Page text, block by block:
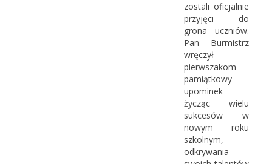
zostali oficjalnie
przyjęci do
grona uczniów.
Pan Burmistrz
wręczył
pierwszakom
pamiątkowy
upominek
życząc wielu
sukcesów w
nowym roku
szkolnym,
odkrywania